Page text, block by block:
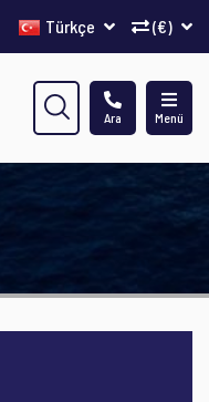
(€)
Türkçe
Menü
Ara